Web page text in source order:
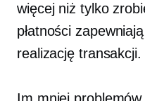
więcej niż tylko
płatności
realizację transakcji.